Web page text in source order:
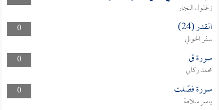
زغلول النجار
0
القدر (24)
سفر الحوالي
0
سورة ق
محمد ركابي
0
سورة فصّلت
ياسر سلامة